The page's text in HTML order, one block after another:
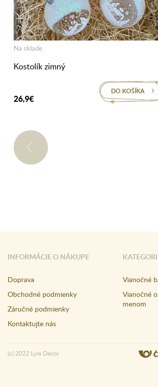
Na sklade
Kostolík zimný
26,9€
DO KOŠÍKA
INFORMÁCIE O NÁKUPE
Doprava
Obchodné podmienky
Záručné podmienky
Kontaktujte nás
Vianočné
Vianočné
menom
(c) 2022 Lyra Decor